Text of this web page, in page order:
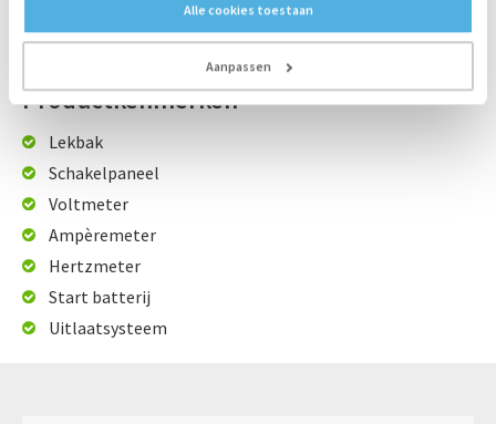
Alle cookies toestaan
Aanpassen
50 Hz
Tankinhoud
450 l
Productkenmerken
Lekbak
Schakelpaneel
Voltmeter
Ampèremeter
Hertzmeter
Start batterij
Uitlaatsysteem